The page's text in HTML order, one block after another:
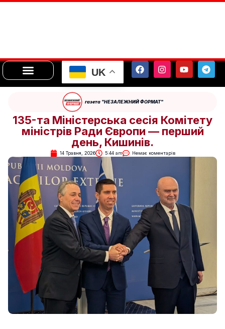
UK
газета "НЕЗАЛЕЖНИЙ ФОРМАТ"
135-та Міністерська сесія Комітету
міністрів Ради Європи — перший
день, Кишинів.
14 Травня, 2026 5:44 am Немає коментарів